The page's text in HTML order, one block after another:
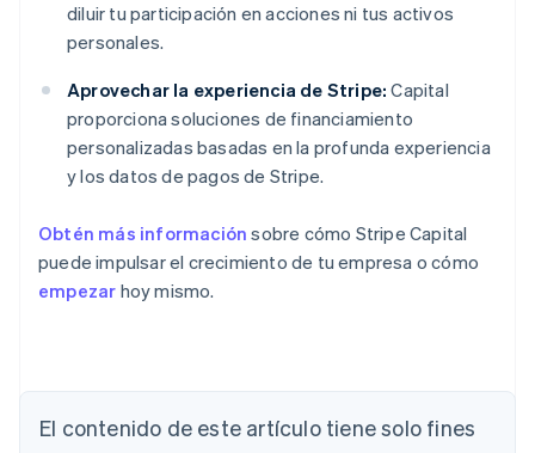
diluir tu participación en acciones ni tus activos
personales.
Aprovechar la experiencia de Stripe: Capital
proporciona soluciones de financiamiento
personalizadas basadas en la profunda experiencia
y los datos de pagos de Stripe.
Obtén más información sobre cómo Stripe Capital
puede impulsar el crecimiento de tu empresa o cómo
empezar hoy mismo.
El contenido de este artículo tiene solo fines
DeutschEnglish
Australia
English